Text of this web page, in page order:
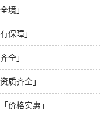
境」
保障」
全」
质齐全」
价格实惠」